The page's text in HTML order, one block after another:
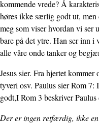
kommende vrede? Å
høres ikke særlig godt ut,
meg som viser hvordan vi ser
bare på det ytre. Han ser inn i
alle våre onde tanker og
Jesus sier. Fra hjertet
tyveri osv. Paulus sier Rom
godt,I Rom 3 beskriver
Der er ingen retfærdig, ikke